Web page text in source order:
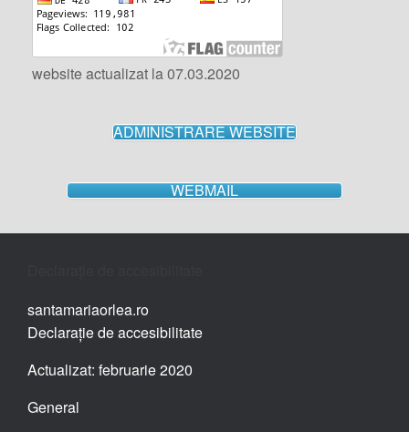
website actualizat la 07.03.2020
ADMINISTRARE WEBSITE
WEBMAIL
santamariaorlea.ro
Declarație de accesibilitate
Actualizat: februarie 2020
General